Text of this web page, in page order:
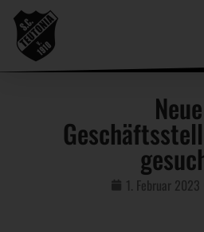
Neue
1. Februar 2023